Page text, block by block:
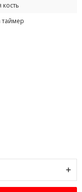
кость
таймер